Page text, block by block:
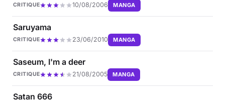
CRITIQUE 10/08/2006 MANGA
Saruyama
CRITIQUE 23/06/2010 MANGA
Saseum, I'm a deer
CRITIQUE 21/08/2005 MANGA
Satan 666